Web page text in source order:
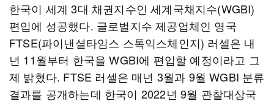
한국이 세계 3대 채권지수인 세계국채지수(WGBI)
편입에 성공했다. 글로벌지수 제공업체인 영국
FTSE(파이낸셜타임스 스톡익스체인지) 러셀은 내
년 11월부터 한국을 WGBI에 편입할 예정이라고 그
제 밝혔다. FTSE 러셀은 매년 3월과 9월 WGBI 분류
결과를 공개하는데 한국이 2022년 9월 관찰대상국